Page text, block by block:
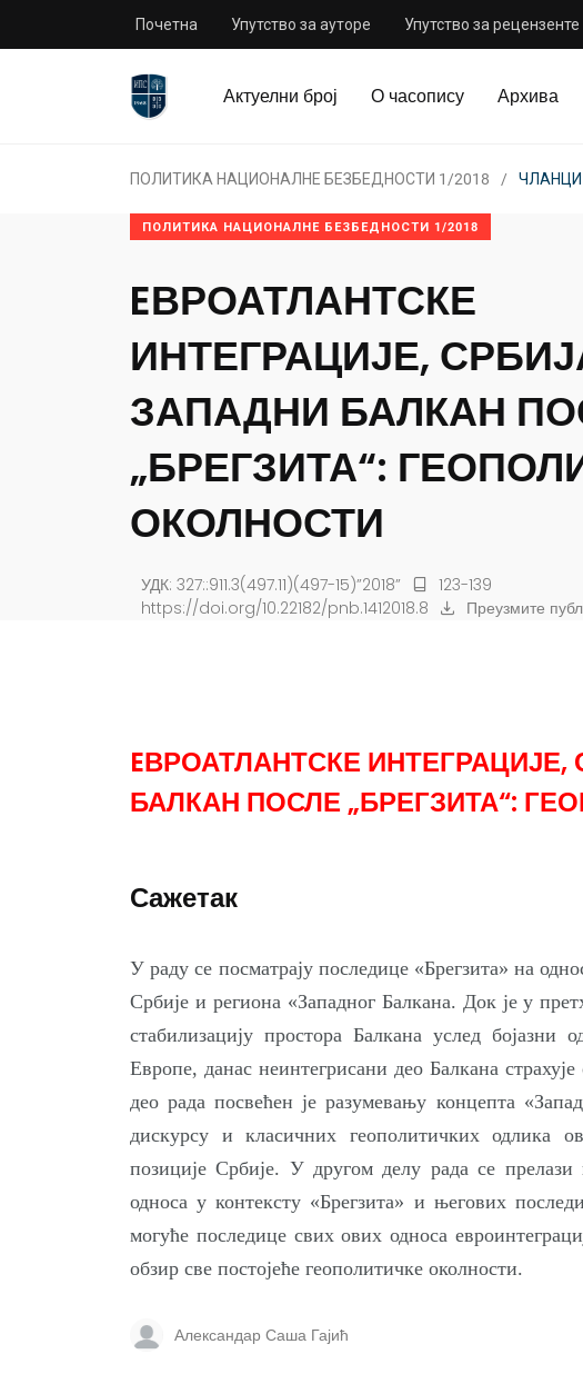
Почетна Упутство за ауторе Упутство за рецензенте
Актуелни број О часопису Архива
ПОЛИТИКА НАЦИОНАЛНЕ БЕЗБЕДНОСТИ 1/2018 ЧЛАНЦИ
ПОЛИТИКА НАЦИОНАЛНЕ БЕЗБЕДНОСТИ 1/2018
EВРОАТЛАНТСКЕ
ИНТЕГРАЦИЈЕ,
ЗАПАДНИ БАЛКАН
„БРЕГЗИТА“:
ОКОЛНОСТИ
УДК: 327::911.3(497.11)(497-15)”2018”
123-139
https://doi.org/10.22182/pnb.1412018.8
Преузмите
EВРОАТЛАНТСКЕ
БАЛКАН ПОСЛЕ „БРЕГЗИТА“:
Сажетак
У раду се посматрају последице «Брегзита» на
Србије и региона «Западног Балкана. Док је у
стабилизацију простора Балкана услед бојазни
Европе, данас неинтегрисани део Балкана
део рада посвећен је разумевању концепта
дискурсу и класичних геополитичких одлика
позиције Србије. У другом делу рада се
односа у контексту «Брегзита» и његових
могуће последице свих ових односа
обзир све постојеће геополитичке околности.
Александар Саша Гајић